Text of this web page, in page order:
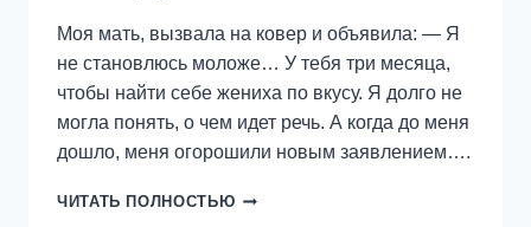
Моя мать, вызвала на ковер и объявила: — Я
не становлюсь моложе… У тебя три месяца,
чтобы найти себе жениха по вкусу. Я долго не
могла понять, о чем идет речь. А когда до меня
дошло, меня огорошили новым заявлением….
ЧИТАТЬ ПОЛНОСТЬЮ ЗВЕЗДНАЯ